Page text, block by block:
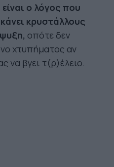
είναι ο λόγος που
κρυστάλλους
οπότε δεν
χτυπήματος αν
να βγει τ(ρ)έλειο.